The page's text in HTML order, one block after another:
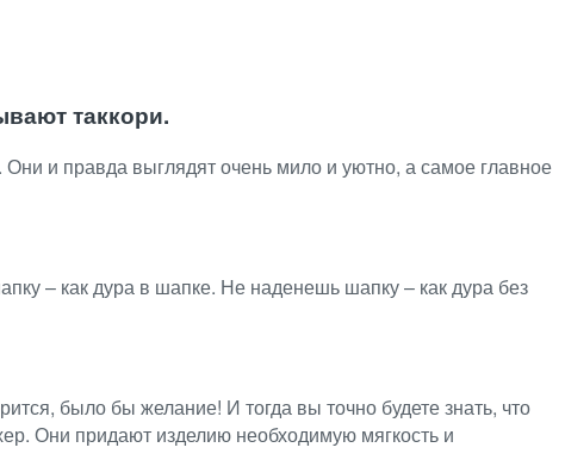
таккори.
и правда выглядят очень мило и уютно, а самое главное
– как дура в шапке. Не наденешь шапку – как дура без
было бы желание! И тогда вы точно будете знать, что
Они придают изделию необходимую мягкость и